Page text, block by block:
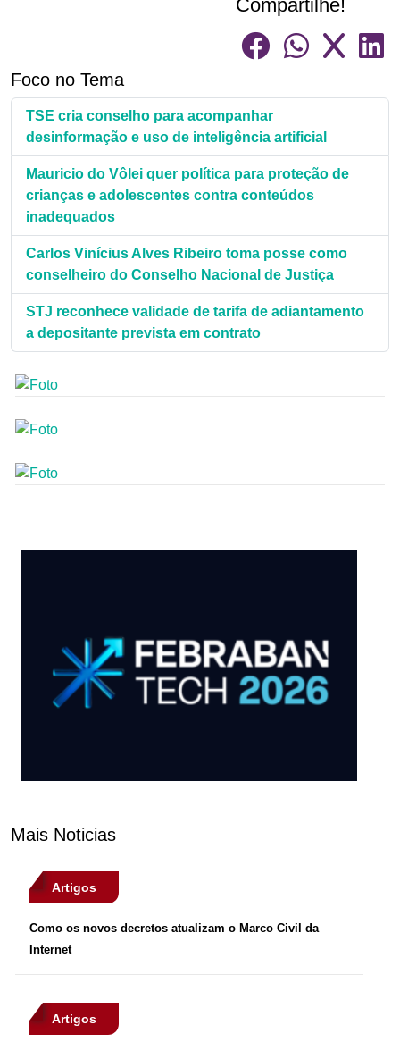
Compartilhe!
Foco no Tema
TSE cria conselho para acompanhar
desinformação e uso de inteligência artificial
Mauricio do Vôlei quer política para proteção de
crianças e adolescentes contra conteúdos
inadequados
Carlos Vinícius Alves Ribeiro toma posse como
conselheiro do Conselho Nacional de Justiça
STJ reconhece validade de tarifa de adiantamento
a depositante prevista em contrato
Mais Noticias
Artigos
Como os novos decretos atualizam o Marco Civil da
Internet
Artigos